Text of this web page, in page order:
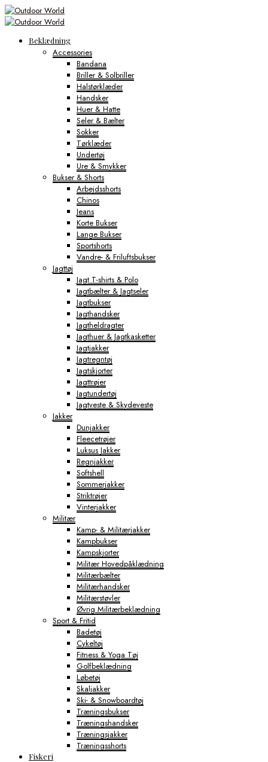
Beklædning
Accessories
Bandana
Briller & Solbriller
Halstørklæder
Handsker
Huer & Hatte
Seler & Bælter
Sokker
Tørklæder
Undertøj
Ure & Smykker
Bukser & Shorts
Arbejdsshorts
Chinos
Jeans
Korte Bukser
Lange Bukser
Sportshorts
Vandre- & Friluftsbukser
Jagttøj
Jagt T-shirts & Polo
Jagtbælter & Jagtseler
Jagtbukser
Jagthandsker
Jagtheldragter
Jagthuer & Jagtkasketter
Jagtjakker
Jagtregntøj
Jagtskjorter
Jagttrøjer
Jagtundertøj
Jagtveste & Skydeveste
Jakker
Dunjakker
Fleecetrøjer
Luksus Jakker
Regnjakker
Softshell
Sommerjakker
Striktrøjer
Vinterjakker
Militær
Kamp- & Militærjakker
Kampbukser
Kampskjorter
Militær Hovedpåklædning
Militærbælter
Militærhandsker
Militærstøvler
Øvrig Militærbeklædning
Sport & Fritid
Badetøj
Cykeltøj
Fitness & Yoga Tøj
Golfbeklædning
Løbetøj
Skaljakker
Ski- & Snowboardtøj
Træningsbukser
Træningshandsker
Træningsjakker
Træningsshorts
Fiskeri